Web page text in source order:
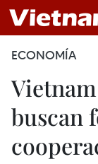
ECONOMÍA
buscan